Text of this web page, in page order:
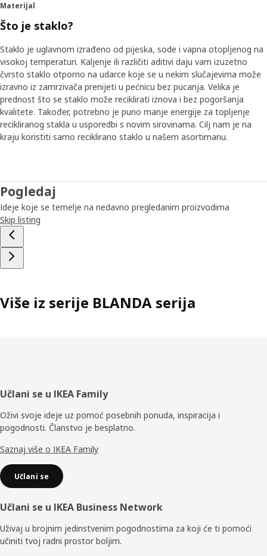
Materijal
Što je staklo?
Staklo je uglavnom izrađeno od pijeska, sode i vapna otopljenog na
visokoj temperaturi. Kaljenje ili različiti aditivi daju vam izuzetno
čvrsto staklo otporno na udarce koje se u nekim slučajevima može
izravno iz zamrzivača prenijeti u pećnicu bez pucanja. Velika je
prednost što se staklo može reciklirati iznova i bez pogoršanja
kvalitete. Također, potrebno je puno manje energije za topljenje
recikliranog stakla u usporedbi s novim sirovinama. Cilj nam je na
kraju koristiti samo reciklirano staklo u našem asortimanu.
Pogledaj
Ideje koje se temelje na nedavno pregledanim proizvodima
Skip listing
Više iz serije BLANDA serija
Podnožje
Učlani se u IKEA Family
Oživi svoje ideje uz pomoć posebnih ponuda, inspiracija i
pogodnosti. Članstvo je besplatno.
Saznaj više o IKEA Family
Učlani se
Učlani se u IKEA Business Network
Uživaj u brojnim jedinstvenim pogodnostima za koji će ti pomoći
učiniti tvoj radni prostor boljim.